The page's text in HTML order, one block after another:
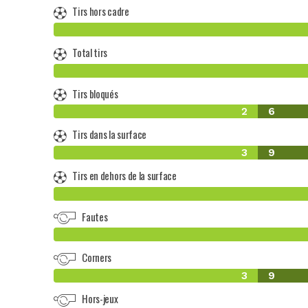
Tirs hors cadre
Total tirs
Tirs bloqués
2 6
Tirs dans la surface
3 9
Tirs en dehors de la surface
Fautes
Corners
3 9
Hors-jeux